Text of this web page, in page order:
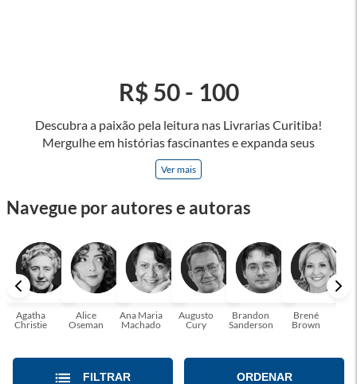
Descubra a paixão pela leitura nas Livrarias Curitiba!
Mergulhe em histórias fascinantes e expanda seus
horizontes, onde cada página é uma porta para novos
universos e perspectivas. Ler nos permite viajar sem sair do
e tenha a oportunidade de alcançar o seu crescimento
passe um tempo no mundo da imaginação! A leitura
transforma vidas e estamos aqui para ajudar a transformar a
sua! Tenha certeza, temos o livro perfeito para você!
Ver mais
R$ 50 - 100
Navegue por autores e autoras
Agatha
Christie
Alice
Oseman
Ana Maria
Machado
Augusto
Cury
Brandon
Sanderson
Brené
Brown
FILTRAR ORDENAR